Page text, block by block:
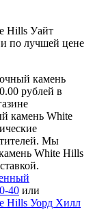
Hills Уайт
по лучшей цене
камень
рублей в
камень White
Мы
White Hills
40 или
Hills Уорд Хилл